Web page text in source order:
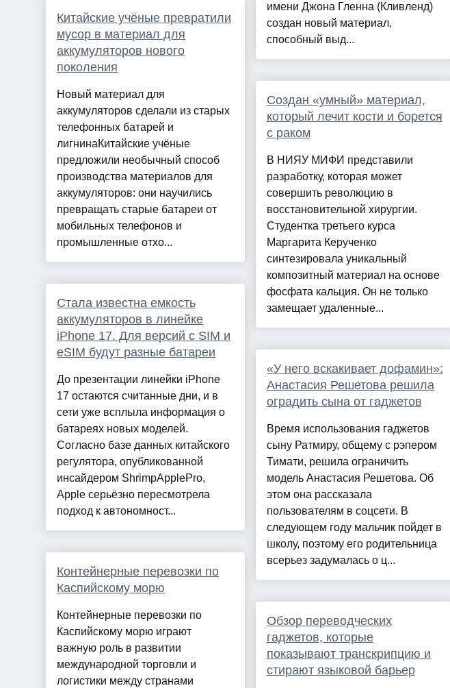
Китайские учёные превратили
мусор в материал для
аккумуляторов нового
поколения
Новый материал для
аккумуляторов сделали из старых
телефонных батарей и
лигнинаКитайские учёные
предложили необычный способ
производства материалов для
аккумуляторов: они научились
превращать старые батареи от
мобильных телефонов и
промышленные отхо...
Стала известна емкость
аккумуляторов в линейке
iPhone 17. Для версий с SIM и
eSIM будут разные батареи
До презентации линейки iPhone
17 остаются считанные дни, и в
сети уже всплыла информация о
батареях новых моделей.
Согласно базе данных китайского
регулятора, опубликованной
инсайдером ShrimpApplePro,
Apple серьёзно пересмотрела
подход к автономност...
Контейнерные перевозки по
Каспийскому морю
Контейнерные перевозки по
Каспийскому морю играют
важную роль в развитии
международной торговли и
логистики между странами
имени Джона Гленна (Кливленд)
создан новый материал,
способный выд...
Cоздан «умный» материал,
который лечит кости и борется
с раком
В НИЯУ МИФИ представили
разработку, которая может
совершить революцию в
восстановительной хирургии.
Студентка третьего курса
Маргарита Керученко
синтезировала уникальный
композитный материал на основе
фосфата кальция. Он не только
замещает удаленные...
«У него вскакивает дофамин»:
Анастасия Решетова решила
оградить сына от гаджетов
Время использования гаджетов
сыну Ратмиру, общему с рэпером
Тимати, решила ограничить
модель Анастасия Решетова. Об
этом она рассказала
пользователям в соцсети. В
следующем году мальчик пойдет в
школу, поэтому его родительница
всерьез задумалась о ц...
Обзор переводческих
гаджетов, которые
показывают транскрипцию и
стирают языковой барьер